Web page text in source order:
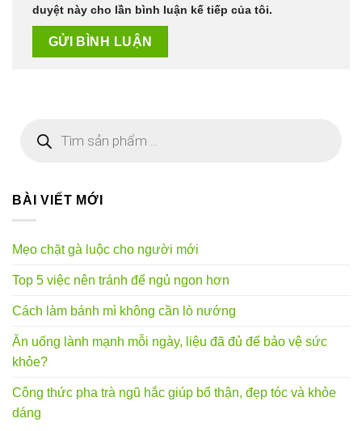
duyệt này cho lần bình luận kế tiếp của tôi.
kiếm
BÀI VIẾT MỚI
Mẹo chặt gà luộc cho người mới
Top 5 việc nên tránh để ngủ ngon hơn
Cách làm bánh mì không cần lò nướng
Ăn uống lành mạnh mỗi ngày, liệu đã đủ để bảo vệ sức
khỏe?
Công thức pha trà ngũ hắc giúp bổ thận, đẹp tóc và khỏe
dáng